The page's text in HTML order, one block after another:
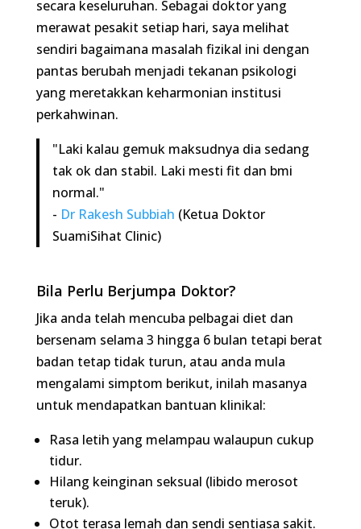
dan stabil. Laki mesti fit dan bmi normal."
-Dr Rakesh Subbiah(Ketua Doktor SuamiSihat
Clinic)
Bila Perlu Berjumpa Doktor?
Jika anda telah mencuba pelbagai diet dan
bersenam selama 3 hingga 6 bulan tetapi berat
badan tetap tidak turun, atau anda mula
mengalami simptom berikut, inilah masanya untuk
mendapatkan bantuan klinikal:
tidur.
Hilang keinginan seksual (libido merosot teruk).
Otot terasa lemah dan sendi sentiasa sakit.
Perubahanmoodyang mendadak (mudah
marah atau kemurungan).
Baca :Rutin Gaya Hidup Sihat Lelaki Untuk
Harapan Selepas Rawatan:
klinikal yang merangkumi pengurusan defisit
kalori, pelan senaman yang realistik, dan